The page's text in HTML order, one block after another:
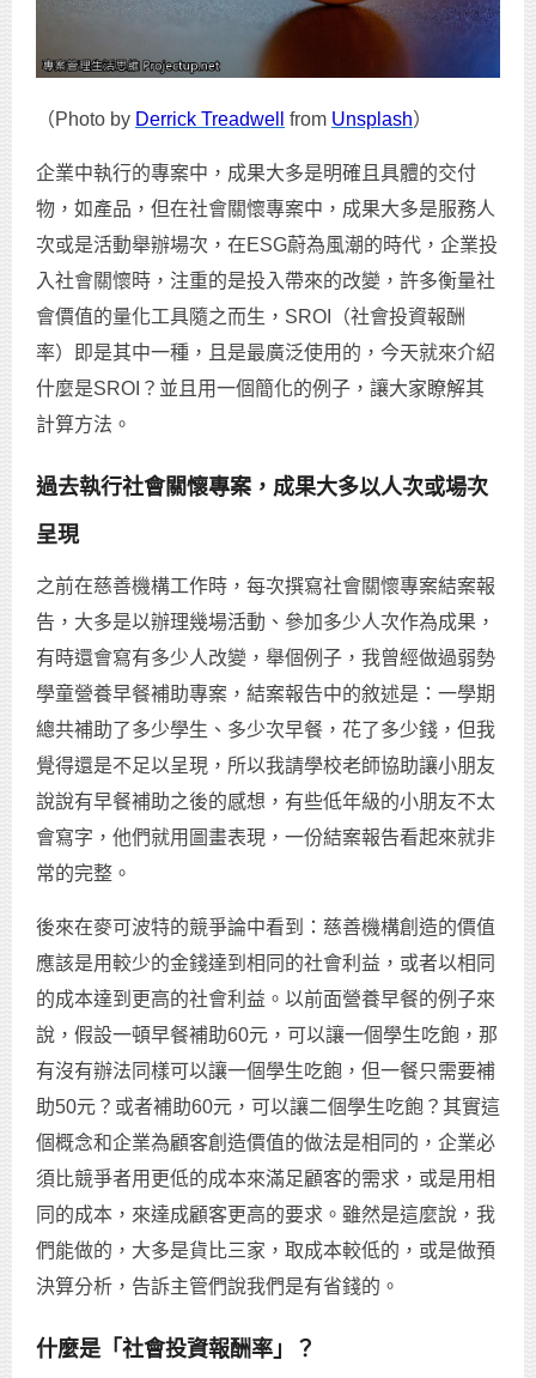
（Photo by Derrick Treadwell from Unsplash）
企業中執行的專案中，成果大多是明確且具體的交付
物，如產品，但在社會關懷專案中，成果大多是服務人
次或是活動舉辦場次，在ESG蔚為風潮的時代，企業投
入社會關懷時，注重的是投入帶來的改變，許多衡量社
會價值的量化工具隨之而生，SROI（社會投資報酬
率）即是其中一種，且是最廣泛使用的，今天就來介紹
什麼是SROI？並且用一個簡化的例子，讓大家瞭解其
計算方法。
過去執行社會關懷專案，成果大多以人次或場次
呈現
之前在慈善機構工作時，每次撰寫社會關懷專案結案報
告，大多是以辦理幾場活動、參加多少人次作為成果，
有時還會寫有多少人改變，舉個例子，我曾經做過弱勢
學童營養早餐補助專案，結案報告中的敘述是：一學期
總共補助了多少學生、多少次早餐，花了多少錢，但我
覺得還是不足以呈現，所以我請學校老師協助讓小朋友
說說有早餐補助之後的感想，有些低年級的小朋友不太
會寫字，他們就用圖畫表現，一份結案報告看起來就非
常的完整。
後來在麥可波特的競爭論中看到：慈善機構創造的價值
應該是用較少的金錢達到相同的社會利益，或者以相同
的成本達到更高的社會利益。以前面營養早餐的例子來
說，假設一頓早餐補助60元，可以讓一個學生吃飽，那
有沒有辦法同樣可以讓一個學生吃飽，但一餐只需要補
助50元？或者補助60元，可以讓二個學生吃飽？其實這
個概念和企業為顧客創造價值的做法是相同的，企業必
須比競爭者用更低的成本來滿足顧客的需求，或是用相
同的成本，來達成顧客更高的要求。雖然是這麼說，我
們能做的，大多是貨比三家，取成本較低的，或是做預
決算分析，告訴主管們說我們是有省錢的。
什麼是「社會投資報酬率」？